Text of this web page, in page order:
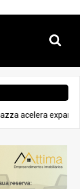
com seis